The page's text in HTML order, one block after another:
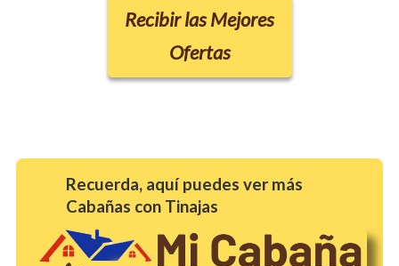
Recibir las Mejores
Ofertas
Recuerda, aquí puedes ver más
Cabañas con Tinajas